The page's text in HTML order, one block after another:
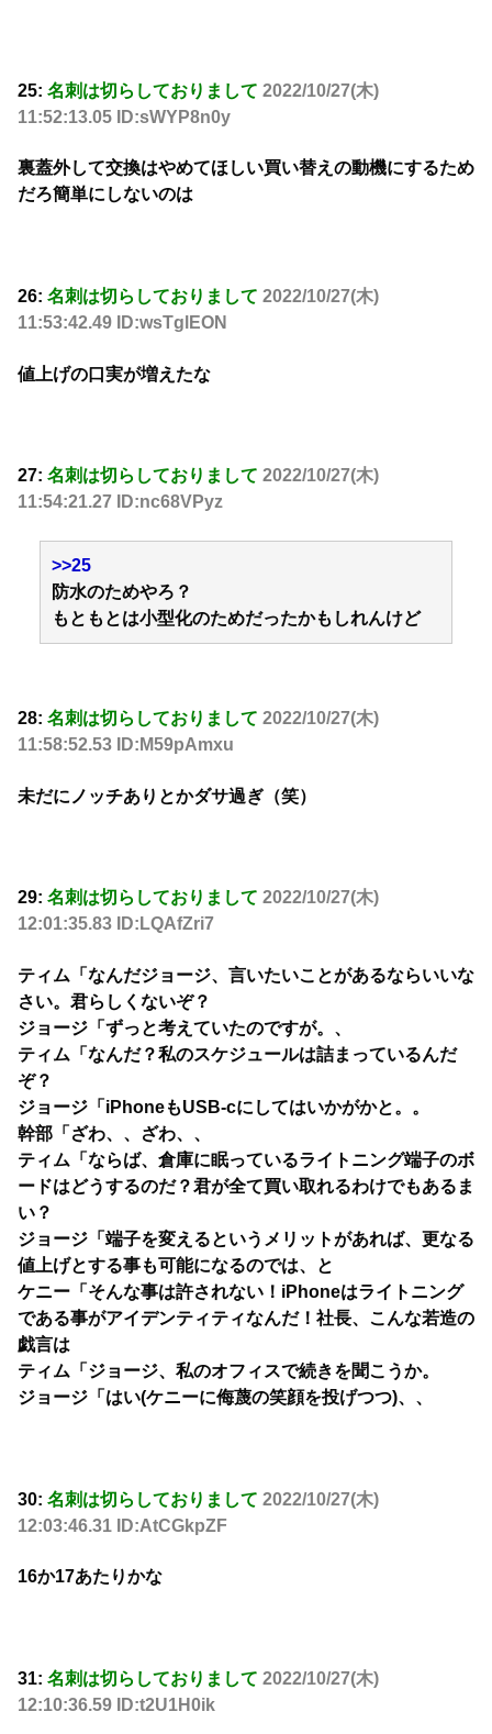
25: 名刺は切らしておりまして 2022/10/27(木)
11:52:13.05 ID:sWYP8n0y
裏蓋外して交換はやめてほしい買い替えの動機にするため
だろ簡単にしないのは
26: 名刺は切らしておりまして 2022/10/27(木)
11:53:42.49 ID:wsTglEON
値上げの口実が増えたな
27: 名刺は切らしておりまして 2022/10/27(木)
11:54:21.27 ID:nc68VPyz
>>25
防水のためやろ？
もともとは小型化のためだったかもしれんけど
28: 名刺は切らしておりまして 2022/10/27(木)
11:58:52.53 ID:M59pAmxu
未だにノッチありとかダサ過ぎ（笑）
29: 名刺は切らしておりまして 2022/10/27(木)
12:01:35.83 ID:LQAfZri7
ティム「なんだジョージ、言いたいことがあるならいいな
さい。君らしくないぞ？
ジョージ「ずっと考えていたのですが。、
ティム「なんだ？私のスケジュールは詰まっているんだ
ぞ？
ジョージ「iPhoneもUSB-cにしてはいかがかと。。
幹部「ざわ、、ざわ、、
ティム「ならば、倉庫に眠っているライトニング端子のボ
ードはどうするのだ？君が全て買い取れるわけでもあるま
い？
ジョージ「端子を変えるというメリットがあれば、更なる
値上げとする事も可能になるのでは、と
ケニー「そんな事は許されない！iPhoneはライトニング
である事がアイデンティティなんだ！社長、こんな若造の
戯言は
ティム「ジョージ、私のオフィスで続きを聞こうか。
ジョージ「はい(ケニーに侮蔑の笑顔を投げつつ)、、
30: 名刺は切らしておりまして 2022/10/27(木)
12:03:46.31 ID:AtCGkpZF
16か17あたりかな
31: 名刺は切らしておりまして 2022/10/27(木)
12:10:36.59 ID:t2U1H0ik